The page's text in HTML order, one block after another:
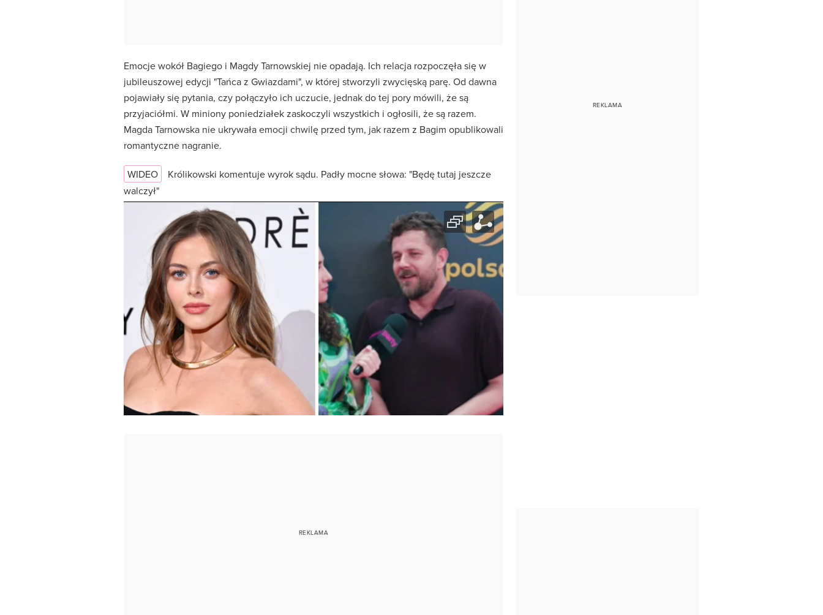
Emocje wokół Bagiego i Magdy Tarnowskiej nie opadają. Ich relacja rozpoczęła się w
jubileuszowej edycji "Tańca z Gwiazdami", w której stworzyli zwycięską parę. Od dawna
pojawiały się pytania, czy połączyło ich uczucie, jednak do tej pory mówili, że są
przyjaciółmi. W miniony poniedziałek zaskoczyli wszystkich i ogłosili, że są razem.
Magda Tarnowska nie ukrywała emocji chwilę przed tym, jak razem z Bagim opublikowali
romantyczne nagranie.
WIDEO
Królikowski komentuje wyrok sądu. Padły mocne słowa: "Będę tutaj jeszcze
walczył"